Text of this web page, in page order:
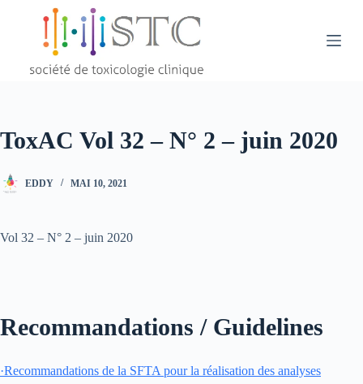
ToxAC Vol 32 – N° 2 – juin 2020
EDDY MAI 10, 2021
Vol 32 – N° 2 – juin 2020
Recommandations / Guidelines
·Recommandations de la SFTA pour la réalisation des analyses